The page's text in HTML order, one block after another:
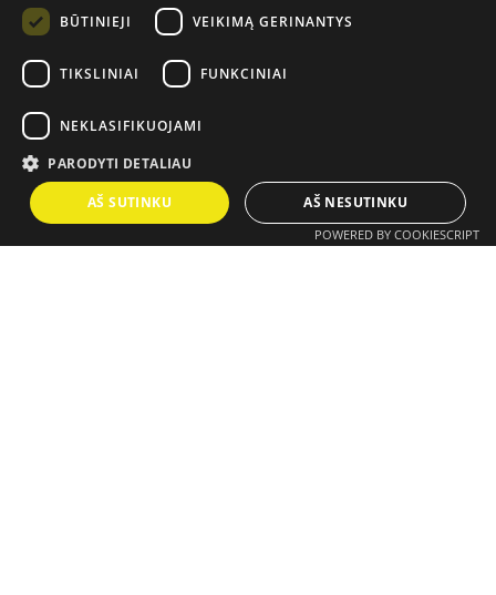
BŪTINIEJI
VEIKIMĄ GERINANTYS
TIKSLINIAI FUNKCINIAI
NEKLASIFIKUOJAMI
PARODYTI DETALIAU
AŠ SUTINKU AŠ NESUTINKU
POWERED BY COOKIESCRIPT